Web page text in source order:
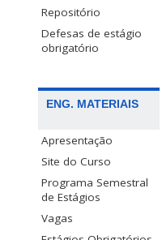
Repositório
Defesas de estágio
obrigatório
ENG. MATERIAIS
Apresentação
Site do Curso
Programa Semestral
de Estágios
Vagas